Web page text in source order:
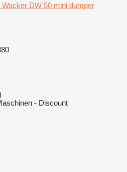
Wacker DW 50 mini dumper
- Discount